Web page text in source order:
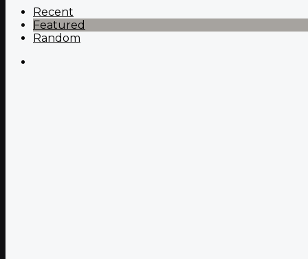
Recent
Featured
Random